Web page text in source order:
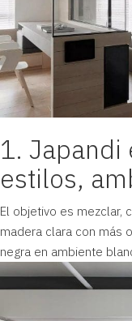
1. Japandi
estilos,
El objetivo es mezclar,
madera clara con más
negra en ambiente